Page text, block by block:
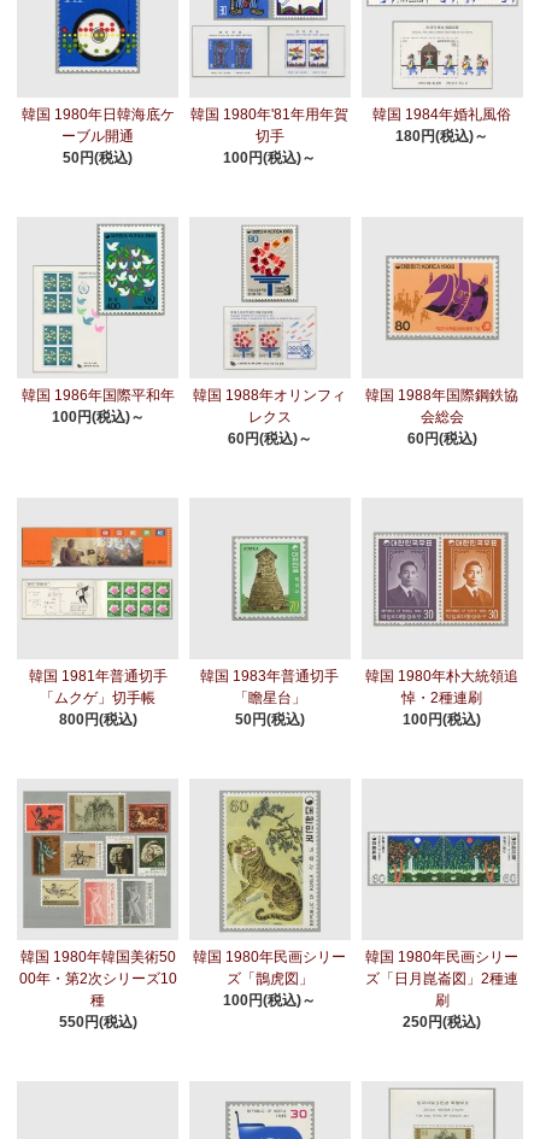
韓国 1980年日韓海底ケ
ーブル開通
50円(税込)
韓国 1980年'81年用年賀
切手
100円(税込)～
韓国 1984年婚礼風俗
180円(税込)～
韓国 1986年国際平和年
100円(税込)～
韓国 1988年オリンフィ
レクス
60円(税込)～
韓国 1988年国際鋼鉄協
会総会
60円(税込)
韓国 1981年普通切手
「ムクゲ」切手帳
800円(税込)
韓国 1983年普通切手
「瞻星台」
50円(税込)
韓国 1980年朴大統領追
悼・2種連刷
100円(税込)
韓国 1980年韓国美術50
00年・第2次シリーズ10
種
550円(税込)
韓国 1980年民画シリー
ズ「鵲虎図」
100円(税込)～
韓国 1980年民画シリー
ズ「日月崑崙図」2種連
刷
250円(税込)